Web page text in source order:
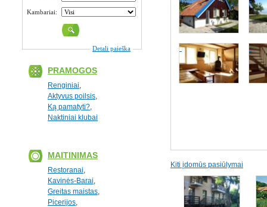
Kambariai:
Detali paieška
PRAMOGOS
Renginiai,
Aktyvus poilsis,
Ką pamatyti?,
Naktiniai klubai
MAITINIMAS
Restoranai,
Kavinės-Barai,
Greitas maistas,
Picerijos,
Kiti įdomūs pasiūlymai